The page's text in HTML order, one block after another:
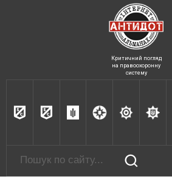
Критичний погляд
на правоохоронну
систему